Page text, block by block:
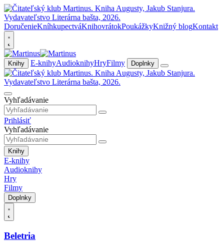
DoručenieKníhkupectváKnihovrátokPoukážkyKnižný blogKontakt
Knihy E-knihyAudioknihyHryFilmy Doplnky
Vyhľadávanie
Prihlásiť
Vyhľadávanie
Knihy
E-knihy
Audioknihy
Hry
Filmy
Doplnky
Beletria